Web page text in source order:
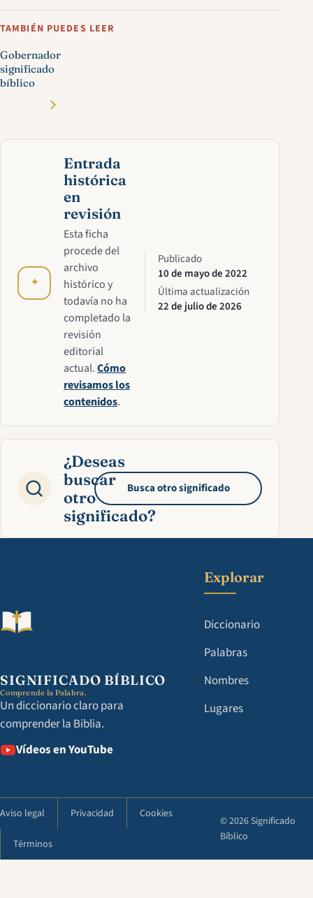
TAMBIÉN PUEDES LEER
Gobernador
significado
bíblico
✦
Entrada
histórica
en
revisión
Esta ficha
procede del
archivo
histórico y
todavía no ha
completado la
revisión
editorial
actual.Cómo
revisamos los
contenidos.
Publicado
10 de mayo de 2022
Última actualización
22 de julio de 2026
¿Deseas
buscar
otro
significado?
Busca otro significado
SIGNIFICADO BÍBLICO
Comprende la Palabra.
Un diccionario claro para
comprender la Biblia.
Vídeos en YouTube
Explorar
Diccionario
Palabras
Nombres
Lugares
Aviso legal Privacidad Cookies
Términos
© 2026 Significado
Bíblico